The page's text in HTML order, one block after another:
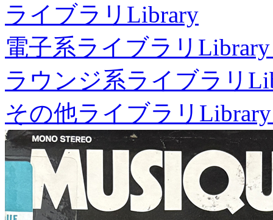
ライブラリ Library
電子系ライブラリ
ラウンジ系ライブラリ
その他ライブラリ